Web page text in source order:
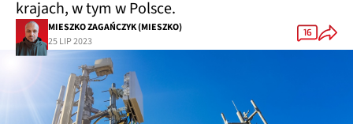
krajach, w tym w Polsce.
MIESZKO ZAGAŃCZYK (MIESZKO)
25 LIP 2023
16